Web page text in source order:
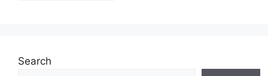
Search